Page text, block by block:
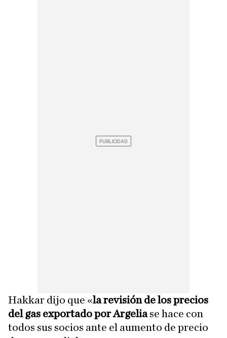
Hakkar dijo que «la revisión de los precios
del gas exportado por Argeliase hace con
todos sus socios ante el aumento de precio